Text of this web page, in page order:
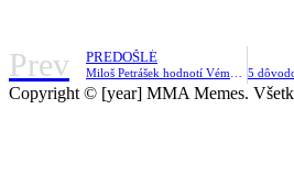
Prev PREDOŠLÉ
Copyright © [year] MMA Memes.